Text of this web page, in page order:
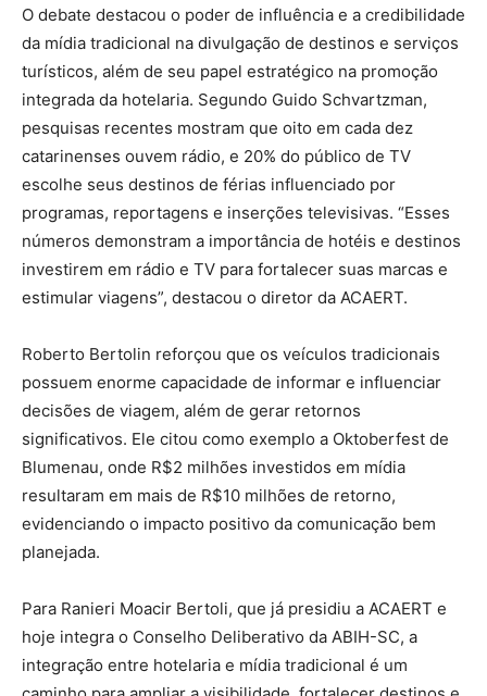
O debate destacou o poder de influência e a credibilidade
da mídia tradicional na divulgação de destinos e serviços
turísticos, além de seu papel estratégico na promoção
integrada da hotelaria. Segundo Guido Schvartzman,
pesquisas recentes mostram que oito em cada dez
catarinenses ouvem rádio, e 20% do público de TV
escolhe seus destinos de férias influenciado por
programas, reportagens e inserções televisivas. “Esses
números demonstram a importância de hotéis e destinos
investirem em rádio e TV para fortalecer suas marcas e
estimular viagens”, destacou o diretor da ACAERT.
Roberto Bertolin reforçou que os veículos tradicionais
possuem enorme capacidade de informar e influenciar
decisões de viagem, além de gerar retornos
significativos. Ele citou como exemplo a Oktoberfest de
Blumenau, onde R$2 milhões investidos em mídia
resultaram em mais de R$10 milhões de retorno,
evidenciando o impacto positivo da comunicação bem
planejada.
Para Ranieri Moacir Bertoli, que já presidiu a ACAERT e
hoje integra o Conselho Deliberativo da ABIH-SC, a
integração entre hotelaria e mídia tradicional é um